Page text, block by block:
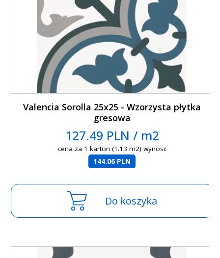
Valencia Sorolla 25x25 - Wzorzysta płytka
gresowa
127.49 PLN / m2
cena za 1 karton (1.13 m2) wynosi:
144.06 PLN
Do koszyka